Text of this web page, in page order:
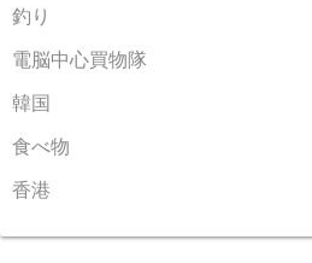
釣り
電脳中心買物隊
韓国
食べ物
香港